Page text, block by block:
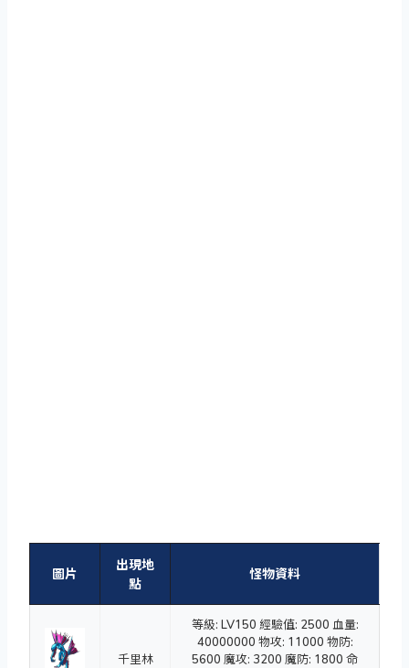
圖片
出現地
點
怪物資料
千里林
等級: LV150 經驗值: 2500 血量:
40000000 物攻: 11000 物防:
5600 魔攻: 3200 魔防: 1800 命